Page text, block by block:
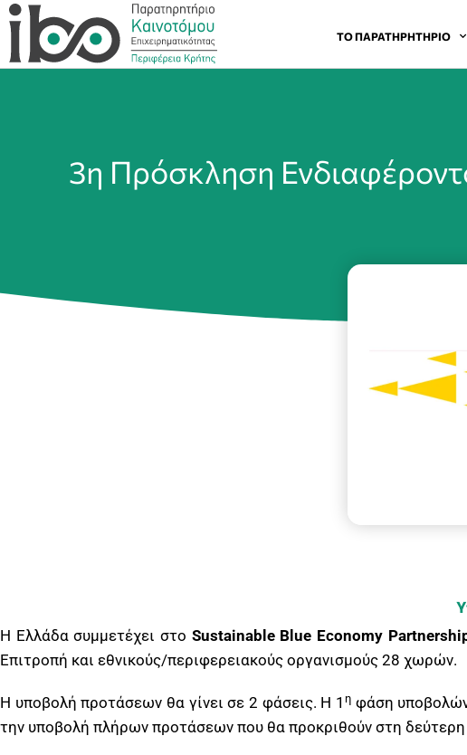
ΤΟ ΠΑΡΑΤΗΡΗΤΉΡΙΟ
3η Πρόσκληση
Η Ελλάδα συμμετέχει στο Sustainable Blue Economy
Επιτροπή και εθνικούς/περιφερειακούς οργανισμούς 28 χωρών.
Η υποβολή προτάσεων θα γίνει σε 2 φάσεις. Η 1 ηφάση υποβολών
την υποβολή πλήρων προτάσεων που θα προκριθούν στη δεύτερη